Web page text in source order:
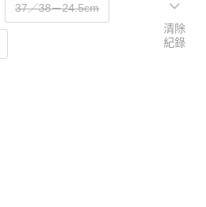
37／38－24.5cm
清除
紀錄